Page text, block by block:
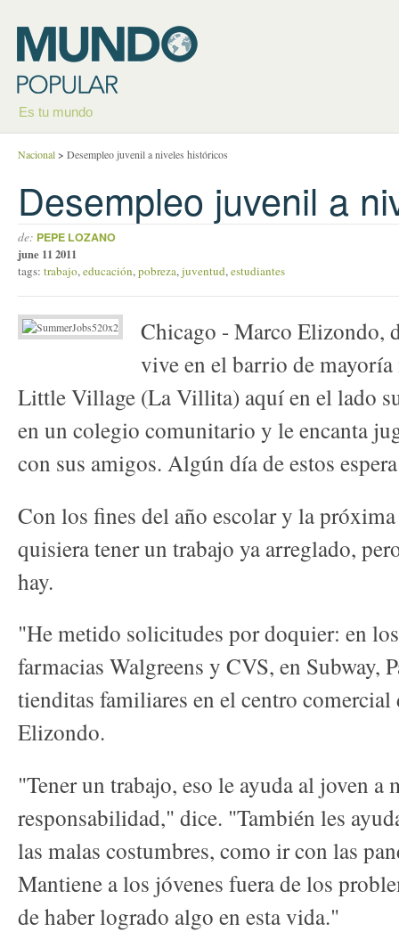
Es tu mundo
Nacional> Desempleo juvenil a niveles históricos
Desempleo juvenil a
de: PEPE LOZANO
june 11 2011
tags: trabajo,educación,pobreza,juventud,estudiantes
Chicago - Marco Elizondo,
vive en el barrio de
Little Village (La Villita) aquí en el lado
en un colegio comunitario y le encanta
con sus amigos. Algún día de estos
Con los fines del año escolar y la
quisiera tener un trabajo ya arreglado,
hay.
"He metido solicitudes por doquier: en
farmacias Walgreens y CVS, en Subway,
tienditas familiares en el centro
Elizondo.
"Tener un trabajo, eso le ayuda al joven a
responsabilidad," dice. "También les
las malas costumbres, como ir con las
Mantiene a los jóvenes fuera de los
de haber logrado algo en esta vida."